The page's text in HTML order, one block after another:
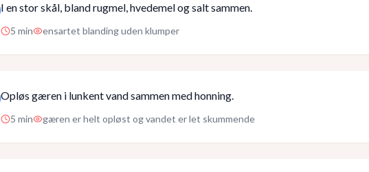
I en stor skål, bland rugmel, hvedemel og salt sammen.
5 min ensartet blanding uden klumper
Opløs gæren i lunkent vand sammen med honning.
5 min gæren er helt opløst og vandet er let skummende